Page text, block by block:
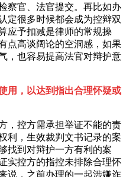
察官、法官提交。再比如办
定很多时候都会成为控辩双
应予扣减是律师的常规操
点高谈阔论的空洞感，如果
，也容易提高法官对辩护意
用，以达到指出合理怀疑或
控方需承担举证不能的责
利，生效裁判文书记录的案
找到对辩护一方有利的案
实控方的指控未排除合理怀
说，之前办理的一起涉嫌诈